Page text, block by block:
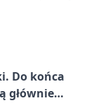
Do końca
głównie